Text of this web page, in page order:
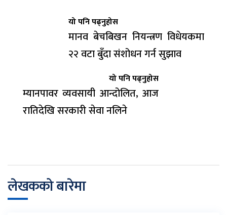
यो पनि पढ्नुहोस
मानव बेचबिखन नियन्त्रण विधेयकमा
२२ वटा बुँदा संशोधन गर्न सुझाव
यो पनि पढ्नुहोस
म्यानपावर व्यवसायी आन्दोलित, आज
रातिदेखि सरकारी सेवा नलिने
लेखकको बारेमा